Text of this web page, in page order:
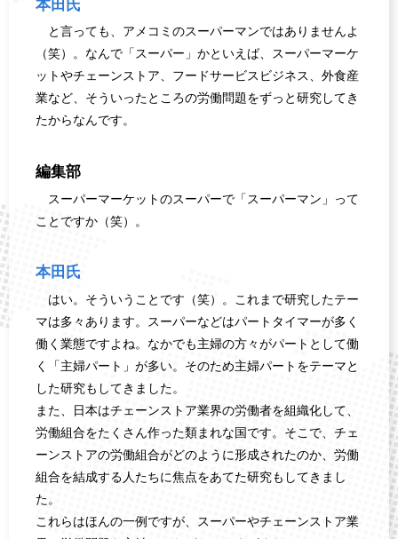
と言っても、アメコミのスーパーマンではありませんよ
（笑）。なんで「スーパー」かといえば、スーパーマーケ
ットやチェーンストア、フードサービスビジネス、外食産
業など、そういったところの労働問題をずっと研究してき
たからなんです。
編集部
スーパーマーケットのスーパーで「スーパーマン」って
ことですか（笑）。
本田氏
はい。そういうことです（笑）。これまで研究したテー
マは多々あります。スーパーなどはパートタイマーが多く
働く業態ですよね。なかでも主婦の方々がパートとして働
く「主婦パート」が多い。そのため主婦パートをテーマと
した研究もしてきました。
また、日本はチェーンストア業界の労働者を組織化して、
労働組合をたくさん作った類まれな国です。そこで、チェ
ーンストアの労働組合がどのように形成されたのか、労働
組合を結成する人たちに焦点をあてた研究もしてきまし
た。
これらはほんの一例ですが、スーパーやチェーンストア業